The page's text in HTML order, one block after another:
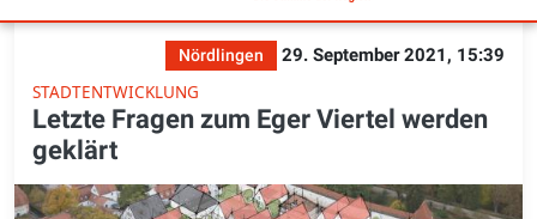
Nördlingen
29. September 2021, 15:39
STADTENTWICKLUNG
Letzte Fragen zum Eger Viertel werden
geklärt